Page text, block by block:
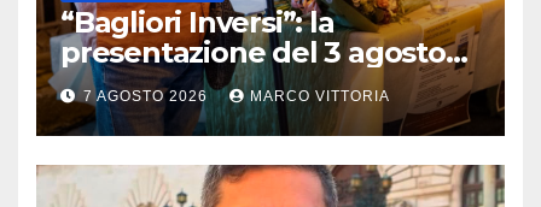
“Bagliori Inversi”: la
presentazione del 3 agosto
2026 a Pietragalla
7 AGOSTO 2026 MARCO VITTORIA